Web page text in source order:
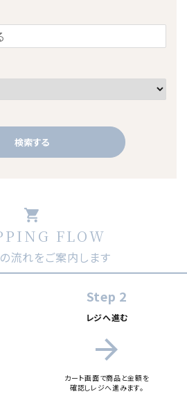
検索する
検索する
shopping_cart
FLOW
流れをご案内します
Step 2
レジへ進む
arrow_forward
カート画面で商品と金額を
確認しレジへ進みます。